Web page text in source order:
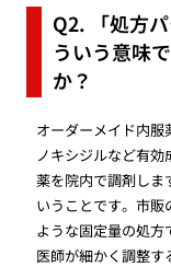
Q2. 「処方
ういう意味
か？
オーダーメイド内服
ノキシジルなど有
薬を院内で調剤しま
いうことです。市
ような固定量の処
医師が細かく調整す